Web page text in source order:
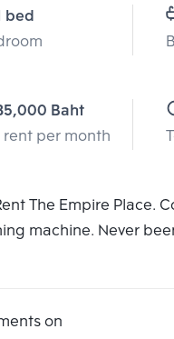
bed
Baht
rent per month
The Empire Place.
machine. Never
on